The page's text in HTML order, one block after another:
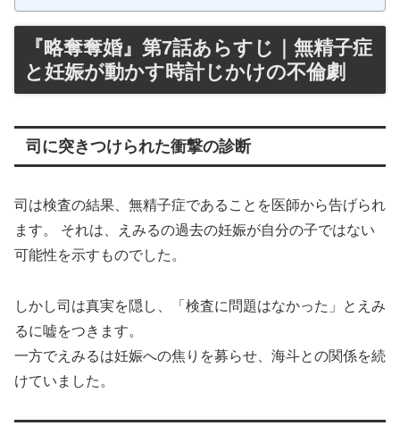
『略奪奪婚』第7話あらすじ｜無精子症
と妊娠が動かす時計じかけの不倫劇
司に突きつけられた衝撃の診断
司は検査の結果、無精子症であることを医師から告げられ
ます。 それは、えみるの過去の妊娠が自分の子ではない
可能性を示すものでした。
しかし司は真実を隠し、「検査に問題はなかった」とえみ
るに嘘をつきます。
一方でえみるは妊娠への焦りを募らせ、海斗との関係を続
けていました。